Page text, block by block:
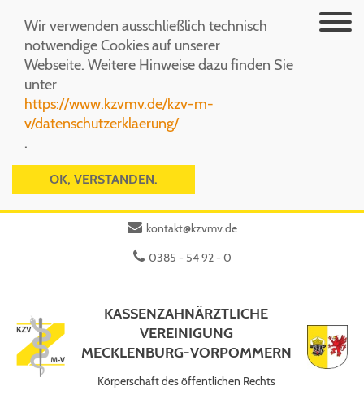
Wir verwenden ausschließlich technisch
notwendige Cookies auf unserer
Webseite. Weitere Hinweise dazu finden Sie
unter
https://www.kzvmv.de/kzv-m-
v/datenschutzerklaerung/
.
OK, VERSTANDEN.
kontakt@kzvmv.de
0385 - 54 92 - 0
KASSENZAHNÄRZTLICHE
VEREINIGUNG
MECKLENBURG-VORPOMMERN
Körperschaft des öffentlichen Rechts
Menü